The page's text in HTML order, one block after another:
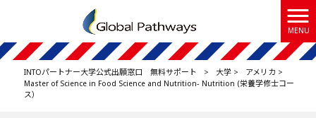
MENU
INTOパートナー大学公式出願窓口 無料サポート > 大学 > アメリカ >
Master of Science in Food Science and Nutrition- Nutrition (栄養学修士コー
ス）